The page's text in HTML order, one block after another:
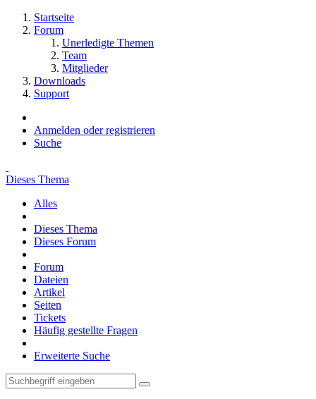
Startseite
Forum
Unerledigte Themen
Team
Mitglieder
Downloads
Support
Anmelden oder registrieren
Suche
Dieses Thema
Alles
Dieses Thema
Dieses Forum
Forum
Dateien
Artikel
Seiten
Tickets
Häufig gestellte Fragen
Erweiterte Suche